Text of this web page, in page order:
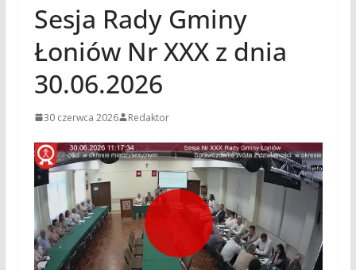
Sesja Rady Gminy
Łoniów Nr XXX z dnia
30.06.2026
30 czerwca 2026 Redaktor